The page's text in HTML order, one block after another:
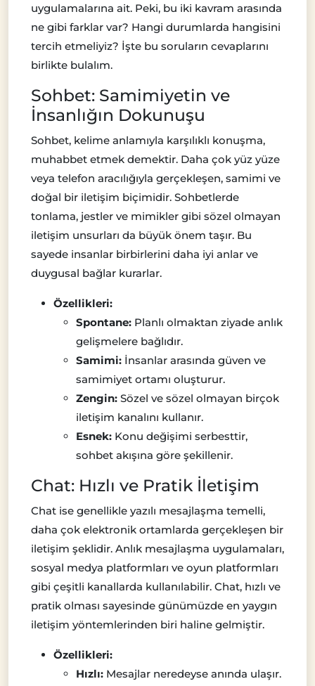
uygulamalarına ait. Peki, bu iki kavram arasında
ne gibi farklar var? Hangi durumlarda hangisini
tercih etmeliyiz? İşte bu soruların cevaplarını
birlikte bulalım.
Sohbet: Samimiyetin ve
İnsanlığın Dokunuşu
Sohbet, kelime anlamıyla karşılıklı konuşma,
muhabbet etmek demektir. Daha çok yüz yüze
veya telefon aracılığıyla gerçekleşen, samimi ve
doğal bir iletişim biçimidir. Sohbetlerde
tonlama, jestler ve mimikler gibi sözel olmayan
iletişim unsurları da büyük önem taşır. Bu
sayede insanlar birbirlerini daha iyi anlar ve
duygusal bağlar kurarlar.
Özellikleri:
Spontane: Planlı olmaktan ziyade anlık
gelişmelere bağlıdır.
Samimi: İnsanlar arasında güven ve
samimiyet ortamı oluşturur.
Zengin: Sözel ve sözel olmayan birçok
iletişim kanalını kullanır.
Esnek: Konu değişimi serbesttir,
sohbet akışına göre şekillenir.
Chat: Hızlı ve Pratik İletişim
Chat ise genellikle yazılı mesajlaşma temelli,
daha çok elektronik ortamlarda gerçekleşen bir
iletişim şeklidir. Anlık mesajlaşma uygulamaları,
sosyal medya platformları ve oyun platformları
gibi çeşitli kanallarda kullanılabilir. Chat, hızlı ve
pratik olması sayesinde günümüzde en yaygın
iletişim yöntemlerinden biri haline gelmiştir.
Özellikleri:
Hızlı: Mesajlar neredeyse anında ulaşır.